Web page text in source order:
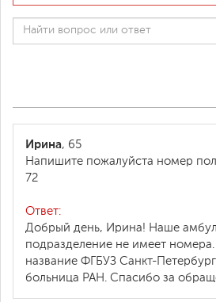
Ирина, 65
Напишите пожалуйста номер
72
Ответ:
Добрый день, Ирина! Наше
подразделение не имеет
название ФГБУЗ Санкт-
больница РАН. Спасибо за